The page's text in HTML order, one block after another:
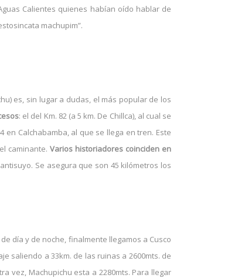
Calientes quienes habían oído hablar de
machupim”.
es, sin lugar a dudas, el más popular de los
: el del Km. 82 (a 5 km. De Chillca), al cual se
en Calchabamba, al que se llega en tren. Este
caminante. Varios historiadores coinciden en
Se asegura que son 45 kilómetros los
día y de noche, finalmente llegamos a Cusco
saliendo a 33km. de las ruinas a 2600mts. de
vez, Machupichu esta a 2280mts. Para llegar